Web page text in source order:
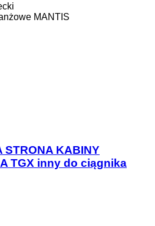
MANTIS
STRONA KABINY
TGX inny do ciągnika